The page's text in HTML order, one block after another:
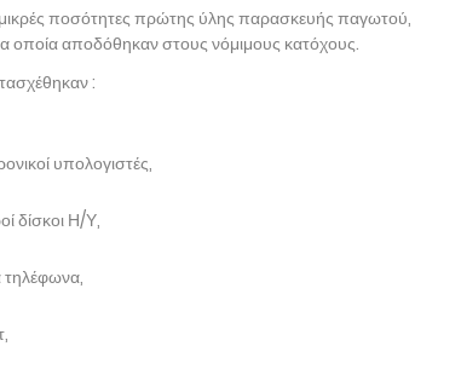
ποσότητες πρώτης ύλης παρασκευής παγωτού,
οποία αποδόθηκαν στους νόμιμους κατόχους.
:
υπολογιστές,
δίσκοι Η/Υ,
τηλέφωνα,